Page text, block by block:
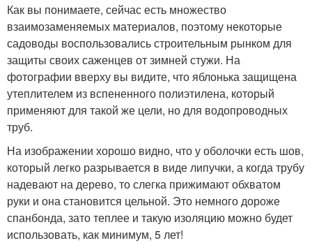
Как вы понимаете, сейчас есть множество
взаимозаменяемых материалов, поэтому некоторые
садоводы воспользовались строительным рынком для
защиты своих саженцев от зимней стужи. На
фотографии вверху вы видите, что яблонька защищена
утеплителем из вспененного полиэтилена, который
применяют для такой же цели, но для водопроводных
труб.
На изображении хорошо видно, что у оболочки есть шов,
который легко разрывается в виде липучки, а когда трубу
надевают на дерево, то слегка прижимают обхватом
руки и она становится цельной. Это немного дороже
спанбонда, зато теплее и такую изоляцию можно будет
использовать, как минимум, 5 лет!